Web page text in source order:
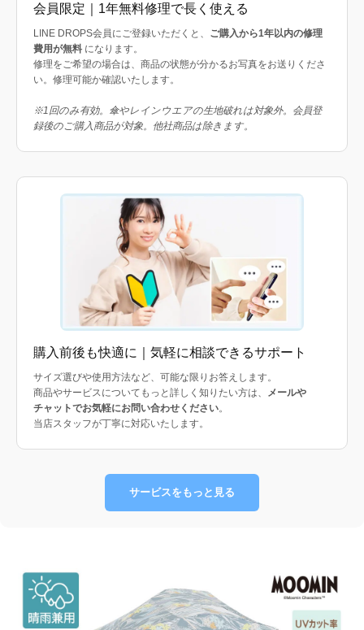
会員限定｜1年無料修理で長く使える
LINE DROPS会員にご登録いただくと、 ご購入から1年以内の修理
費用が無料 になります。
修理をご希望の場合は、商品の状態が分かるお写真をお送りくださ
い。修理可能か確認いたします。
※1回のみ有効。傘やレインウエアの生地破れは対象外。会員登
録後のご購入商品が対象。他社商品は除きます。
購入前後も快適に｜気軽に相談できるサポート
サイズ選びや使用方法など、可能な限りお答えします。
商品やサービスについてもっと詳しく知りたい方は、 メールや
チャットでお気軽にお問い合わせください。
当店スタッフが丁寧に対応いたします。
サービスをもっと見る